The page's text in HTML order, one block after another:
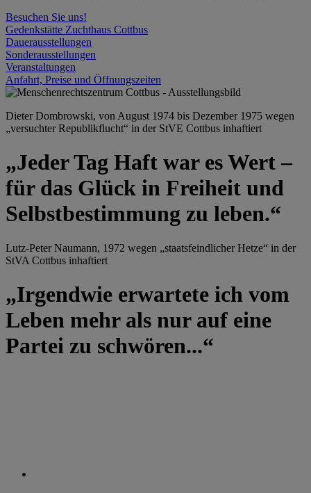
Besuchen Sie uns!
Gedenkstätte Zuchthaus Cottbus
Dauerausstellungen
Sonderausstellungen
Veranstaltungen
Anfahrt, Preise und Öffnungszeiten
Dieter Dombrowski, von August 1974 bis Dezember 1975 wegen
„versuchter Republikflucht“ in der StVE Cottbus inhaftiert
„Jeder Tag Haft war es Wert –
für das Glück in Freiheit und
Selbstbestimmung zu leben.“
Lutz-Peter Naumann, 1972 wegen „staatsfeindlicher Hetze“ in der
StVA Cottbus inhaftiert
„Irgendwie erwartete ich vom
Leben mehr als nur auf eine
Partei zu schwören...“